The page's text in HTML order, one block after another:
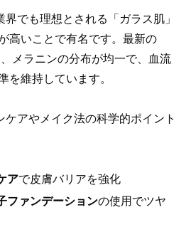
でも理想とされる「ガラス肌」
高いことで有名です。最新の
メラニンの分布が均一で、血流
を維持しています。
アやメイク法の科学的ポイント
アで皮膚バリアを強化
ファンデーションの使用でツヤ